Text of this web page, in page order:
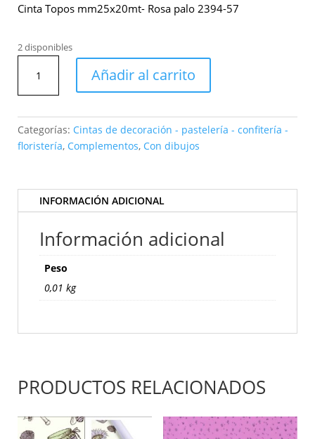
Cinta Topos mm25x20mt- Rosa palo 2394-57
2 disponibles
Topos
mm25x20mt-
palo
2394-
Añadir al carrito
Categorías: Cintas de decoración - pastelería - confitería -
floristería, Complementos, Con dibujos
INFORMACIÓN ADICIONAL
Información adicional
Peso
0,01 kg
PRODUCTOS RELACIONADOS